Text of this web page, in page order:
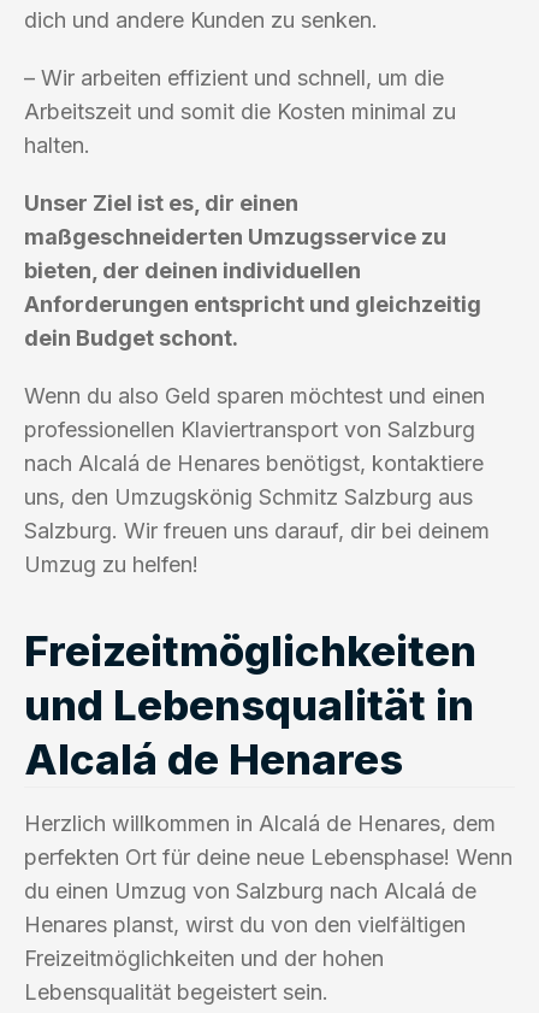
dich und andere Kunden zu senken.
– Wir arbeiten effizient und schnell, um die
Arbeitszeit und somit die Kosten minimal zu
halten.
Unser Ziel ist es, dir einen
maßgeschneiderten Umzugsservice zu
bieten, der deinen individuellen
Anforderungen entspricht und gleichzeitig
dein Budget schont.
Wenn du also Geld sparen möchtest und einen
professionellen Klaviertransport von Salzburg
nach Alcalá de Henares benötigst, kontaktiere
uns, den Umzugskönig Schmitz Salzburg aus
Salzburg. Wir freuen uns darauf, dir bei deinem
Umzug zu helfen!
Freizeitmöglichkeiten
und Lebensqualität in
Alcalá de Henares
Herzlich willkommen in Alcalá de Henares, dem
perfekten Ort für deine neue Lebensphase! Wenn
du einen Umzug von Salzburg nach Alcalá de
Henares planst, wirst du von den vielfältigen
Freizeitmöglichkeiten und der hohen
Lebensqualität begeistert sein.